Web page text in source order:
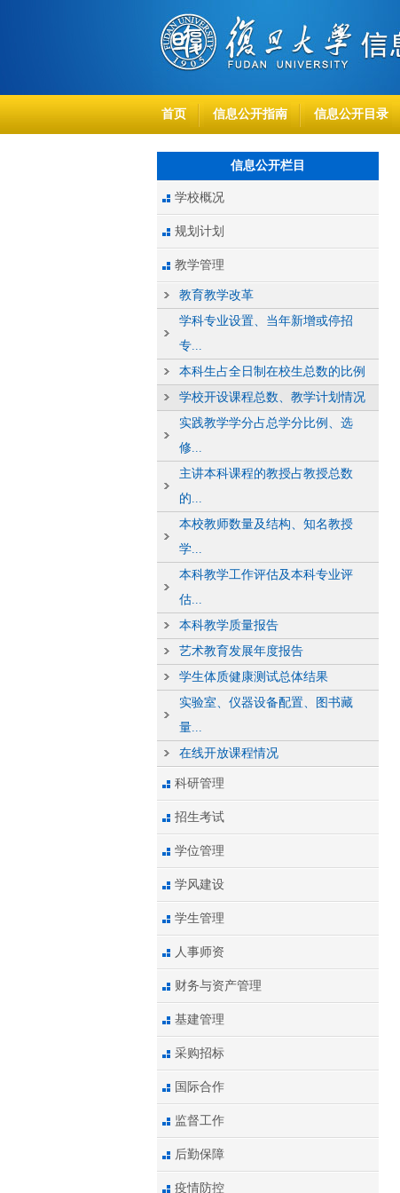
首页 信息公开指南 信息公开目录
信息公开栏目
学校概况
规划计划
教学管理
教育教学改革
学科专业设置、当年新增或停招
专...
本科生占全日制在校生总数的比例
学校开设课程总数、教学计划情况
实践教学学分占总学分比例、选
修...
主讲本科课程的教授占教授总数
的...
本校教师数量及结构、知名教授
学...
本科教学工作评估及本科专业评
估...
本科教学质量报告
艺术教育发展年度报告
学生体质健康测试总体结果
实验室、仪器设备配置、图书藏
量...
在线开放课程情况
科研管理
招生考试
学位管理
学风建设
学生管理
人事师资
财务与资产管理
基建管理
采购招标
国际合作
监督工作
后勤保障
疫情防控